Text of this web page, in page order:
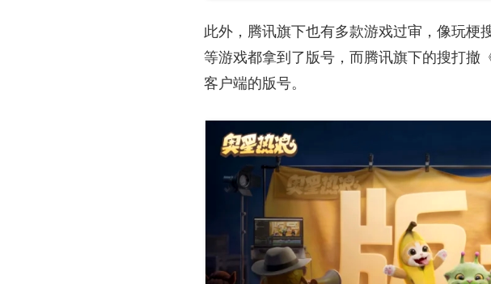
此外，腾讯旗下也有多款游戏过审，像玩梗
等游戏都拿到了版号，而腾讯旗下的搜打撤
客户端的版号。